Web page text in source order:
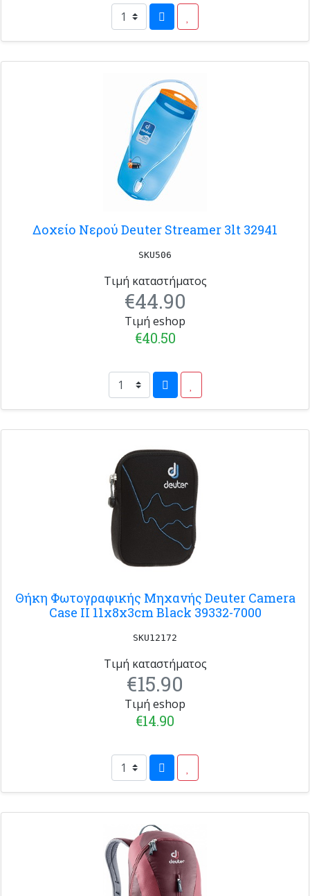
Δοχείο Νερού Deuter Streamer 3lt 32941
SKU506
Τιμή καταστήματος
€44.90
Τιμή eshop
€40.50
Θήκη Φωτογραφικής Μηχανής Deuter Camera
Case II 11x8x3cm Black 39332-7000
SKU12172
Τιμή καταστήματος
€15.90
Τιμή eshop
€14.90